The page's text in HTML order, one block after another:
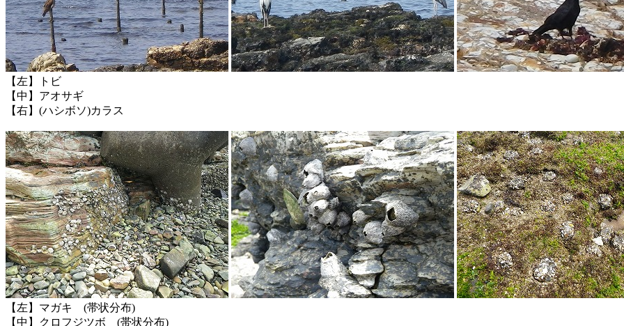
【左】トビ
【中】アオサギ
【右】(ハシボソ)カラス
【左】マガキ (帯状分布)
【中】クロフジツボ (帯状分布)